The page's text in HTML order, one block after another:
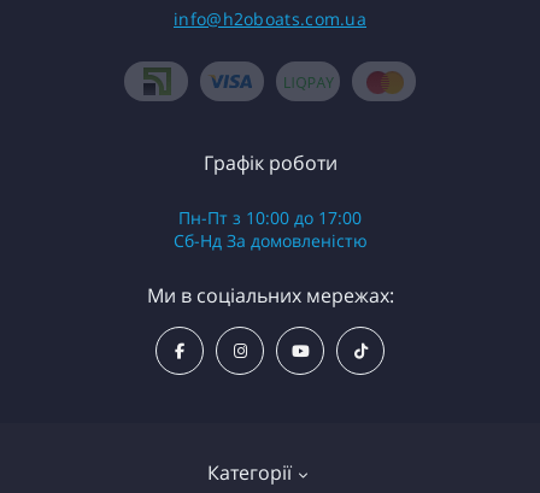
info@h2oboats.com.ua
Категорії
Графік роботи
Пн-Пт з 10:00 до 17:00
Сб-Нд За домовленістю
Ми в соціальних мережах: